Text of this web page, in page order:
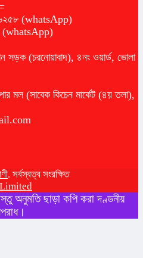
(whatsApp)
(whatsApp)
সড়ক (চরনোয়াবাদ), ৪নং ওয়ার্ড, ভোলা
মল (সাবেক কিচেন মার্কেট (৪য় তলা),
. সর্বস্বত্ব সংরক্ষিত
অনুমতি ছাড়া কপি করা দণ্ডনীয়